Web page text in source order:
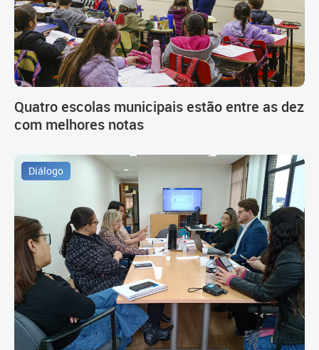
Quatro escolas municipais estão entre as dez
com melhores notas
Diálogo